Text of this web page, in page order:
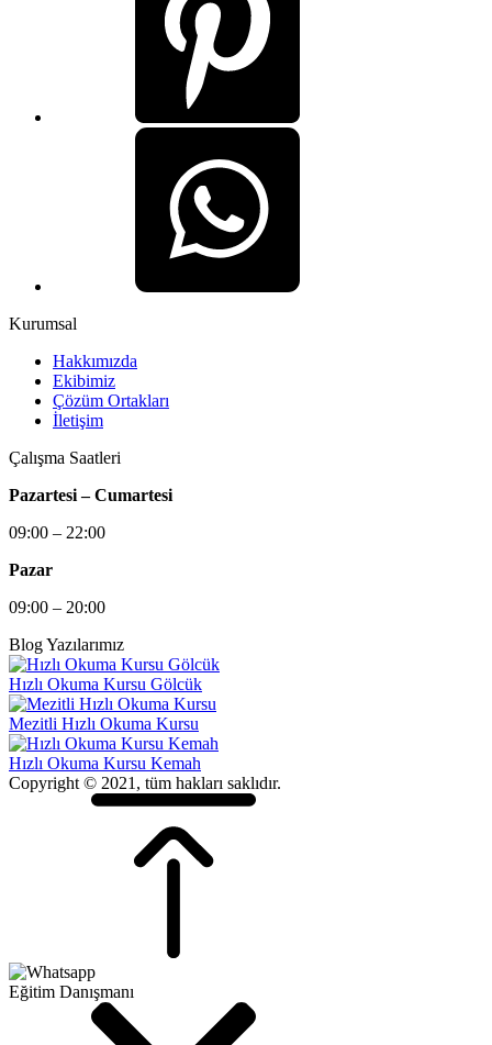
Kurumsal
Hakkımızda
Ekibimiz
Çözüm Ortakları
İletişim
Çalışma Saatleri
Pazartesi – Cumartesi
09:00 – 22:00
Pazar
09:00 – 20:00
Blog Yazılarımız
Hızlı Okuma Kursu Gölcük
Mezitli Hızlı Okuma Kursu
Hızlı Okuma Kursu Kemah
Copyright © 2021, tüm hakları saklıdır.
Eğitim Danışmanı